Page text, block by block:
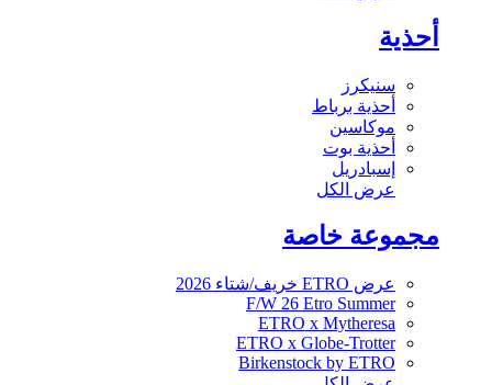
أحذية
سنيكرز
أحذية برباط
موكاسين
أحذية بوت
إسبادريل
عرض الكل
مجموعة خاصة
عرض ETRO خريف/شتاء 2026
F/W 26 Etro Summer
ETRO x Mytheresa
ETRO x Globe-Trotter
Birkenstock by ETRO